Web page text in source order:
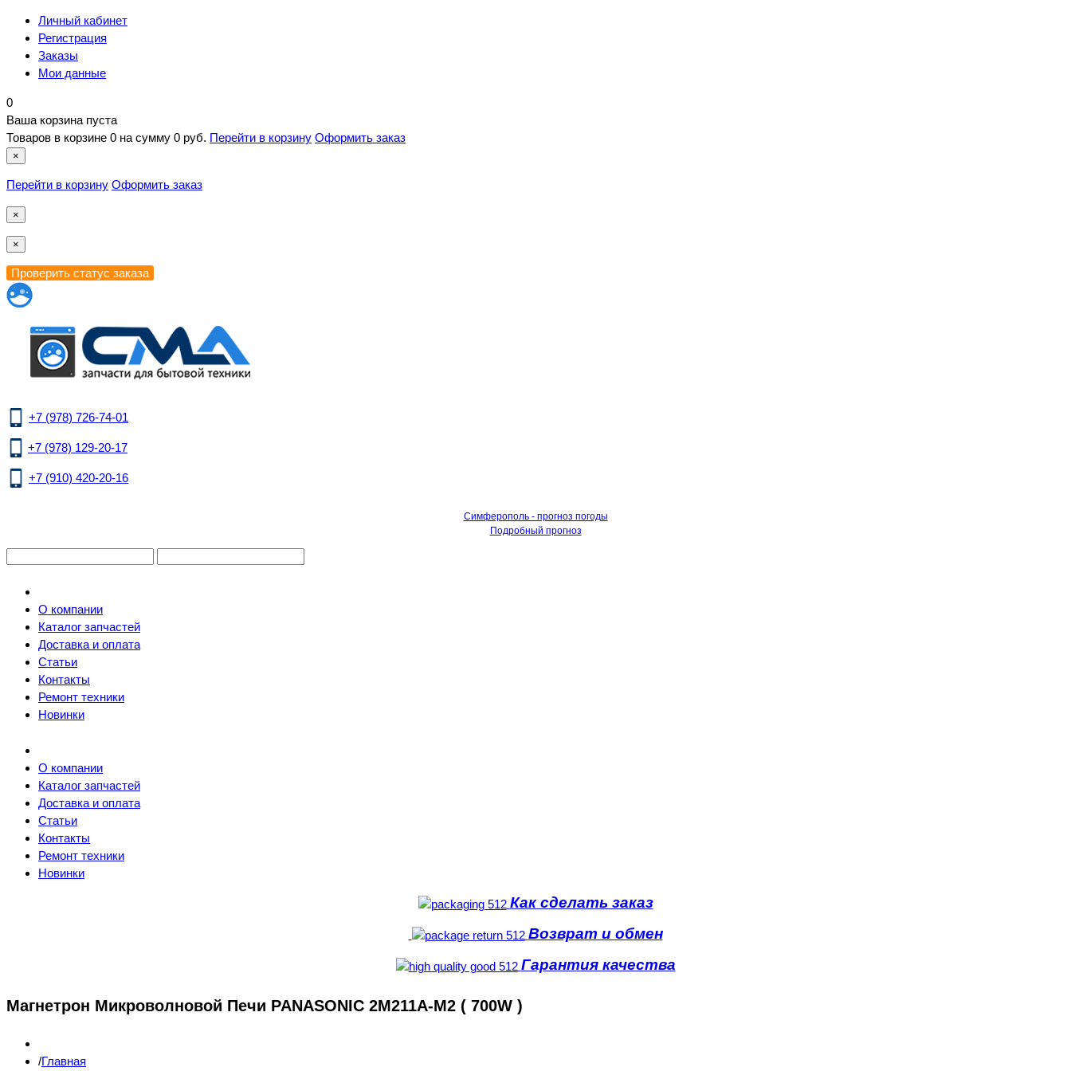
Личный кабинет
Регистрация
Заказы
Мои данные
0
Ваша корзина пуста
Товаров в корзине 0 на сумму 0 руб. Перейти в корзину Оформить заказ
×
Перейти в корзину Оформить заказ
×
×
+7 (978) 726-74-01
+7 (978) 129-20-17
+7 (910) 420-20-16
Симферополь - прогноз погоды
Подробный прогноз
О компании
Каталог запчастей
Доставка и оплата
Статьи
Контакты
Ремонт техники
Новинки
О компании
Каталог запчастей
Доставка и оплата
Статьи
Контакты
Ремонт техники
Новинки
Как сделать заказ
Возврат и обмен
Гарантия качества
Магнетрон Микроволновой Печи PANASONIC 2M211A-M2 ( 700W )
Главная